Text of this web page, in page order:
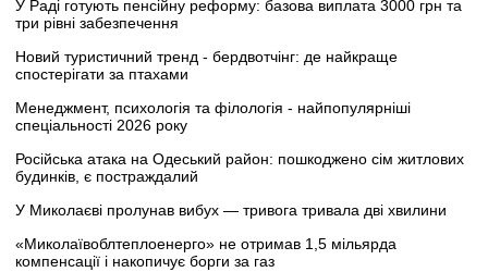
У Раді готують пенсійну реформу: базова виплата 3000 грн та
три рівні забезпечення
Новий туристичний тренд - бердвотчінг: де найкраще
спостерігати за птахами
Менеджмент, психологія та філологія - найпопулярніші
спеціальності 2026 року
Російська атака на Одеський район: пошкоджено сім житлових
будинків, є постраждалий
У Миколаєві пролунав вибух — тривога тривала дві хвилини
«Миколаївоблтеплоенерго» не отримав 1,5 мільярда
компенсації і накопичує борги за газ